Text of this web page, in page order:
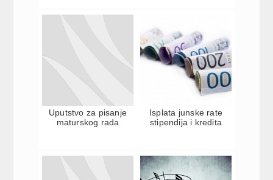
Uputstvo za pisanje
maturskog rada
Isplata junske rate
stipendija i kredita